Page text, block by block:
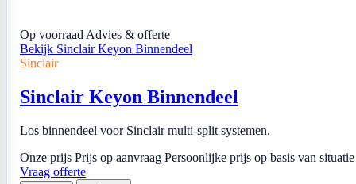
Op voorraad Advies & offerte
Bekijk Sinclair Keyon Binnendeel
Sinclair
Sinclair Keyon Binnendeel
Los binnendeel voor Sinclair multi-split systemen.
Onze prijs Prijs op aanvraag Persoonlijke prijs op basis van situatie
Vraag offerte